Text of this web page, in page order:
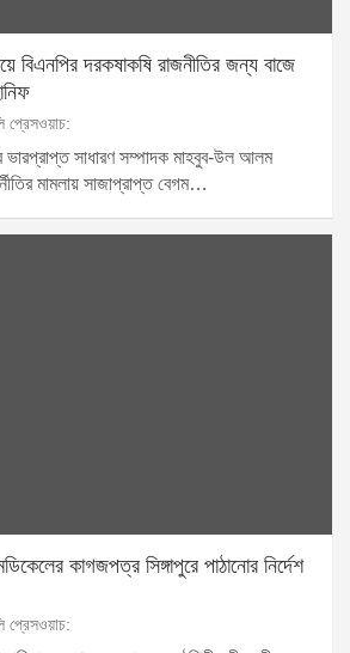
বিএনপির দরকষাকষি রাজনীতির জন্য বাজে
প্রেসওয়াচ:
ভারপ্রাপ্ত সাধারণ সম্পাদক মাহবুব-উল আলম
মামলায় সাজাপ্রাপ্ত বেগম…
কাগজপত্র সিঙ্গাপুরে পাঠানোর নির্দেশ
প্রেসওয়াচ: